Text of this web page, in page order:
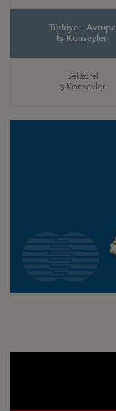
Türkiye - Avrupa
İş Konseyleri
Sektörel
İş Konseyleri